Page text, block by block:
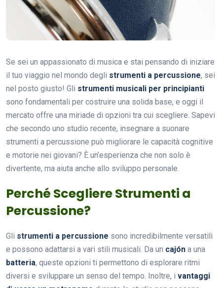
Se sei un appassionato di musica e stai pensando di iniziare
il tuo viaggio nel mondo degli strumenti a percussione, sei
nel posto giusto! Gli strumenti musicali per principianti
sono fondamentali per costruire una solida base, e oggi il
mercato offre una miriade di opzioni tra cui scegliere. Sapevi
che secondo uno studio recente, insegnare a suonare
strumenti a percussione può migliorare le capacità cognitive
e motorie nei giovani? È un’esperienza che non solo è
divertente, ma aiuta anche allo sviluppo personale.
Perché Scegliere Strumenti a
Percussione?
Gli strumenti a percussione sono incredibilmente versatili
e possono adattarsi a vari stili musicali. Da un cajón a una
batteria, queste opzioni ti permettono di esplorare ritmi
diversi e sviluppare un senso del tempo. Inoltre, i vantaggi